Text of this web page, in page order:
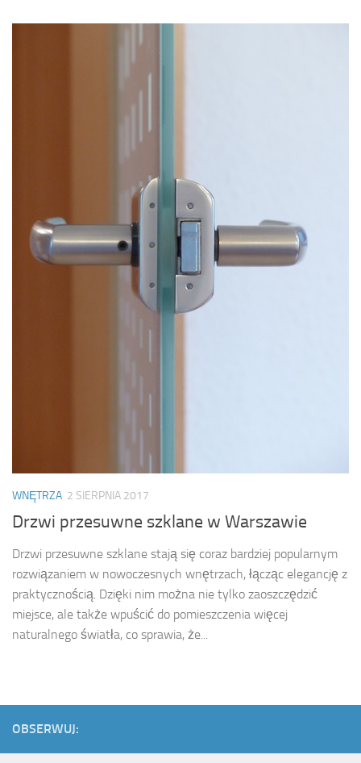
WNĘTRZA 2 SIERPNIA 2017
Drzwi przesuwne szklane w Warszawie
Drzwi przesuwne szklane stają się coraz bardziej popularnym
rozwiązaniem w nowoczesnych wnętrzach, łącząc elegancję z
praktycznością. Dzięki nim można nie tylko zaoszczędzić
miejsce, ale także wpuścić do pomieszczenia więcej
naturalnego światła, co sprawia, że...
OBSERWUJ: